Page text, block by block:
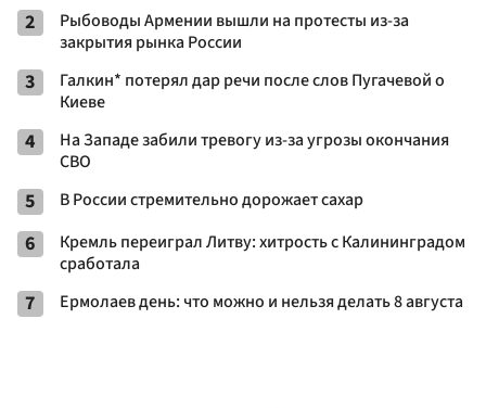
2
Рыбоводы Армении вышли на протесты из-за
закрытия рынка России
3
Галкин* потерял дар речи после слов Пугачевой о
Киеве
4
На Западе забили тревогу из-за угрозы окончания
СВО
5 В России стремительно дорожает сахар
6
Кремль переиграл Литву: хитрость с Калининградом
сработала
7 Ермолаев день: что можно и нельзя делать 8 августа